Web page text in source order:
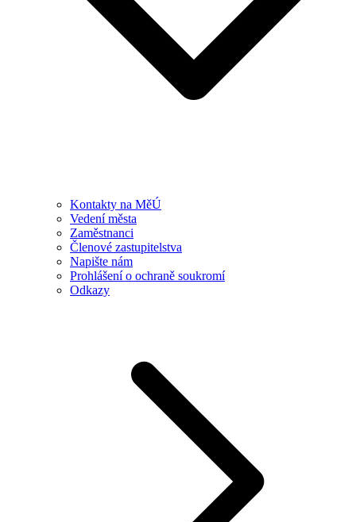
Kontakty na MěÚ
Vedení města
Zaměstnanci
Členové zastupitelstva
Napište nám
Prohlášení o ochraně soukromí
Odkazy